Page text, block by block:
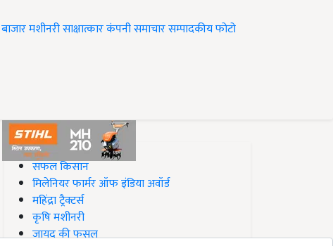
बाजारमशीनरीसाक्षात्कारकंपनी समाचारसम्पादकीयफोटो
#Top on Krishi Jagran
सफल किसान
मिलेनियर फार्मर ऑफ इंडिया अवॉर्ड
महिंद्रा ट्रैक्टर्स
कृषि मशीनरी
जायद की फसल